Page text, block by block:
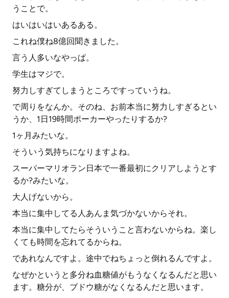
うことで。
はいはいはいあるある。
これね僕ね8億回聞きました。
言う人多いなやっぱ。
学生はマジで。
努力しすぎてしまうところですっていうね。
で周りをなんか。そのね、お前本当に努力しすぎるとい
うか、1日19時間ポーカーやったりするか?
1ヶ月みたいな。
そういう気持ちになりますよね。
スーパーマリオラン日本で一番最初にクリアしようとす
るか?みたいな。
大人げないから。
本当に集中してる人あんま気づかないからそれ。
本当に集中してたらそういうこと言わないからね。楽し
くても時間を忘れてるからね。
であれなんですよ。途中でねちょっと倒れるんですよ。
なぜかというと多分ね血糖値がもうなくなるんだと思い
ます。糖分が、ブドウ糖がなくなるんだと思います。